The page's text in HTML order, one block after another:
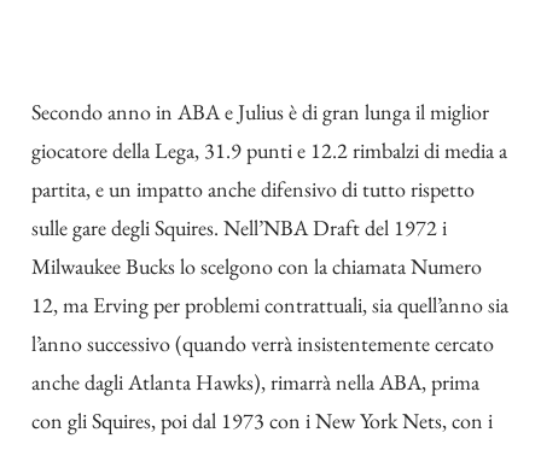
Secondo anno in ABA e Julius è di gran lunga il miglior
giocatore della Lega, 31.9 punti e 12.2 rimbalzi di media a
partita, e un impatto anche difensivo di tutto rispetto
sulle gare degli Squires. Nell’NBA Draft del 1972 i
Milwaukee Bucks lo scelgono con la chiamata Numero
12, ma Erving per problemi contrattuali, sia quell’anno sia
l’anno successivo (quando verrà insistentemente cercato
anche dagli Atlanta Hawks), rimarrà nella ABA, prima
con gli Squires, poi dal 1973 con i New York Nets, con i